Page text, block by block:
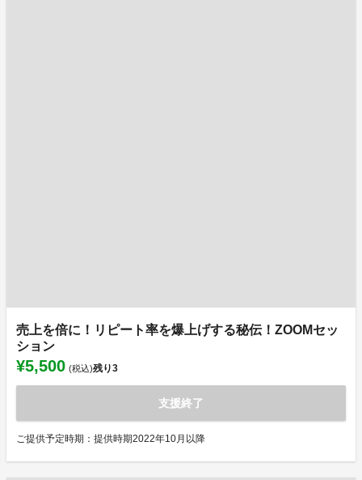
売上を倍に！リピート率を爆上げする秘伝！ZOOMセッ
ション
¥5,500 (税込)残り3
支援終了
ご提供予定時期：提供時期2022年10月以降